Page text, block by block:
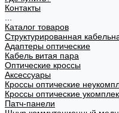
Контакты
Каталог товаров
Структурированная
Адаптеры оптические
Кабель витая пара
Оптические кроссы
Аксессуары
Кроссы оптические
Кроссы оптические
Патч-панели